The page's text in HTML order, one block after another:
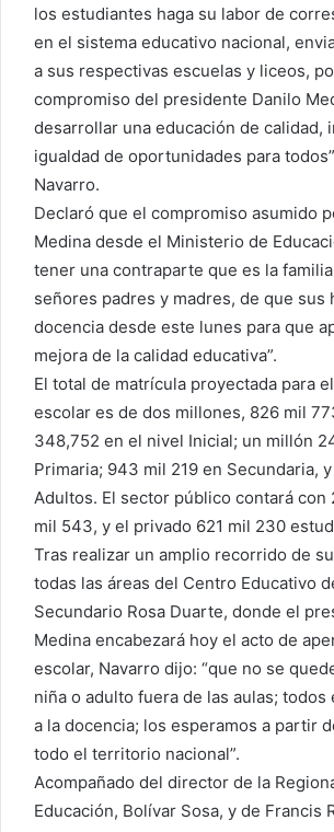
los estudiantes haga su labor de
en el sistema educativo nacional,
a sus respectivas escuelas y liceos,
compromiso del presidente Danilo
desarrollar una educación de calidad,
igualdad de oportunidades para
Navarro.
Declaró que el compromiso asumido
Medina desde el Ministerio de
tener una contraparte que es la
señores padres y madres, de que sus
docencia desde este lunes para que
mejora de la calidad educativa”.
El total de matrícula proyectada para
escolar es de dos millones, 826 mil
348,752 en el nivel Inicial; un millón
Primaria; 943 mil 219 en Secundaria,
Adultos. El sector público contará con
mil 543, y el privado 621 mil 230
Tras realizar un amplio recorrido de
todas las áreas del Centro Educativo
Secundario Rosa Duarte, donde el
Medina encabezará hoy el acto de
escolar, Navarro dijo: “que no se
niña o adulto fuera de las aulas; todos
a la docencia; los esperamos a partir
todo el territorio nacional”.
Acompañado del director de la
Educación, Bolívar Sosa, y de Francis